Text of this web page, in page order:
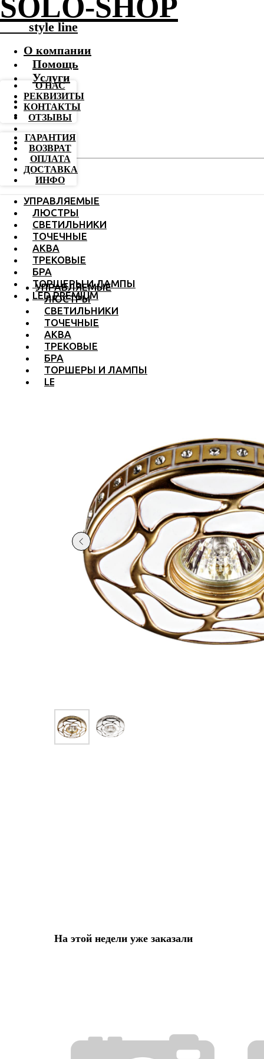
SOLO-SHOP
-------style line
О компании
Помощь
Услуги
О НАС
РЕКВИЗИТЫ
КОНТАКТЫ
ОТЗЫВЫ
ГАРАНТИЯ
ВОЗВРАТ
ОПЛАТА
ДОСТАВКА
ИНФО
УПРАВЛЯЕМЫЕ
ЛЮСТРЫ
СВЕТИЛЬНИКИ
ТОЧЕЧНЫЕ
АКВА
ТРЕКОВЫЕ
БРА
ТОРШЕРЫ И ЛАМПЫ
LED PREMIUM
УПРАВЛЯЕМЫЕ
ЛЮСТРЫ
СВЕТИЛЬНИКИ
ТОЧЕЧНЫЕ
АКВА
ТРЕКОВЫЕ
БРА
ТОРШЕРЫ И ЛАМПЫ
LED PREMIUM
На этой недели уже заказали